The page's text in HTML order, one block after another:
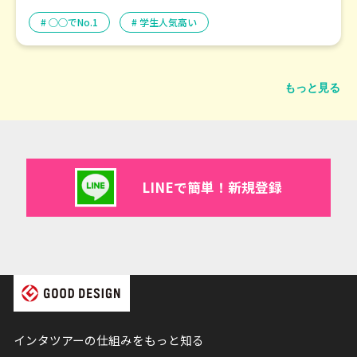
○○でNo.1 学生人気高い
もっと見る
LINEで簡単！新規登録
インタツアーの仕組みをもっと知る